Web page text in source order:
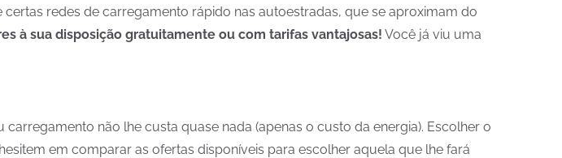
redes de carregamento rápido nas autoestradas, que se aproximam do
à sua disposição gratuitamente ou com tarifas vantajosas! Você já viu uma
não lhe custa quase nada (apenas o custo da energia). Escolher o
em comparar as ofertas disponíveis para escolher aquela que lhe fará